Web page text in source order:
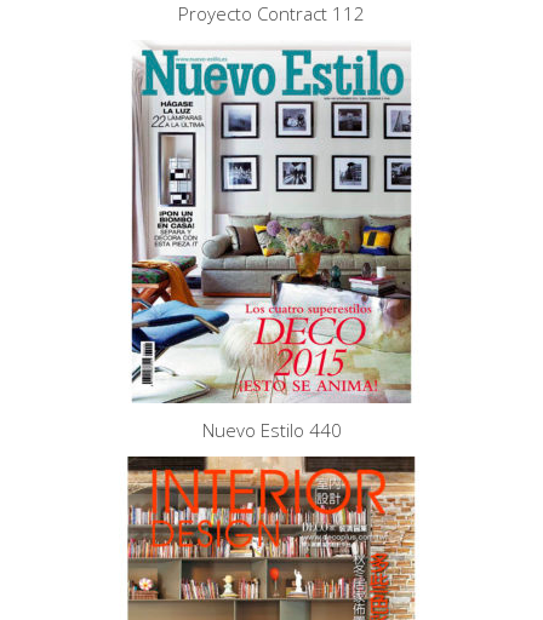
Proyecto Contract 112
Nuevo Estilo 440